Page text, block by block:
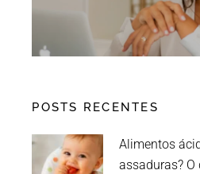
POSTS RECENTES
Alimentos
assaduras?